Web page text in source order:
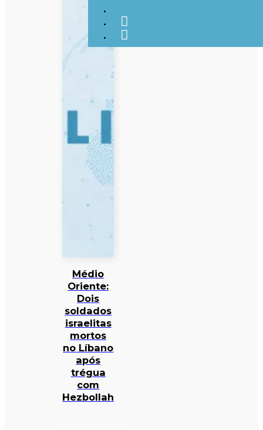
Médio
Oriente:
Dois
soldados
israelitas
mortos
no Líbano
após
trégua
com
Hezbollah